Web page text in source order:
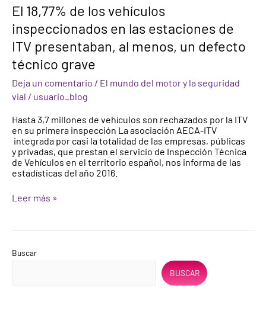
El 18,77% de los vehículos
inspeccionados en las estaciones de
ITV presentaban, al menos, un defecto
técnico grave
Deja un comentario / El mundo del motor y la seguridad
vial / usuario_blog
Hasta 3,7 millones de vehículos son rechazados por la ITV
en su primera inspección La asociación AECA-ITV
integrada por casi la totalidad de las empresas, públicas
y privadas, que prestan el servicio de Inspección Técnica
de Vehículos en el territorio español, nos informa de las
estadísticas del año 2016.
El
18,77%
de
vehículos
inspeccionados
en
las
estaciones
de
presentaban,
al
menos,
un
defecto
técnico
Leer más »
Buscar
BUSCAR